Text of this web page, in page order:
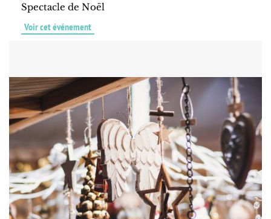
Spectacle de Noël
Voir cet événement